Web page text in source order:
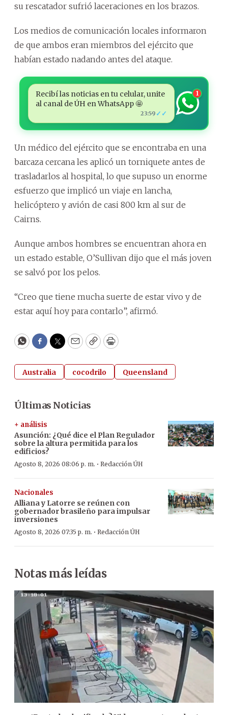
su rescatador sufrió laceraciones en los brazos.
Los medios de comunicación locales informaron
de que ambos eran miembros del ejército que
habían estado nadando antes del ataque.
Recibí las noticias en tu celular, unite
al canal de ÚH en WhatsApp 🤩
23:59 ✓✓
1
Un médico del ejército que se encontraba en una
barcaza cercana les aplicó un torniquete antes de
trasladarlos al hospital, lo que supuso un enorme
esfuerzo que implicó un viaje en lancha,
helicóptero y avión de casi 800 km al sur de
Cairns.
Aunque ambos hombres se encuentran ahora en
un estado estable, O’Sullivan dijo que el más joven
se salvó por los pelos.
“Creo que tiene mucha suerte de estar vivo y de
estar aquí hoy para contarlo”, afirmó.
WhatsApp
Facebook
Twitter
EmailCopyPrint
Australia cocodrilo Queensland
Últimas Noticias
+ análisis
Asunción: ¿Qué dice el Plan Regulador
sobre la altura permitida para los
edificios?
Agosto 8, 2026 08:06 p. m. · Redacción ÚH
Nacionales
Alliana y Latorre se reúnen con
gobernador brasileño para impulsar
inversiones
Agosto 8, 2026 07:35 p. m. · Redacción ÚH
Notas más leídas